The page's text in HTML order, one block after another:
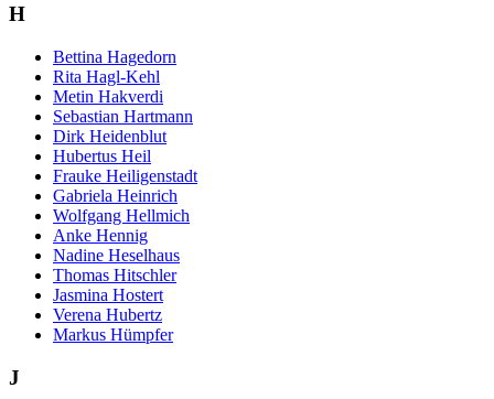
H
Bettina Hagedorn
Rita Hagl-Kehl
Metin Hakverdi
Sebastian Hartmann
Dirk Heidenblut
Hubertus Heil
Frauke Heiligenstadt
Gabriela Heinrich
Wolfgang Hellmich
Anke Hennig
Nadine Heselhaus
Thomas Hitschler
Jasmina Hostert
Verena Hubertz
Markus Hümpfer
J